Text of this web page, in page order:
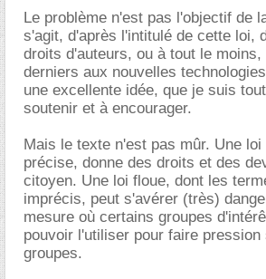
Le problème n'est pas l'objectif de
s'agit, d'après l'intitulé de cette loi,
droits d'auteurs, ou à tout le moins,
derniers aux nouvelles
une excellente idée, que je suis
soutenir et à encourager.
Mais le texte n'est pas mûr. Une
précise, donne des droits et des
citoyen. Une loi floue, dont les
imprécis, peut s'avérer (très)
mesure où certains groupes
pouvoir l'utiliser pour faire pression
groupes.